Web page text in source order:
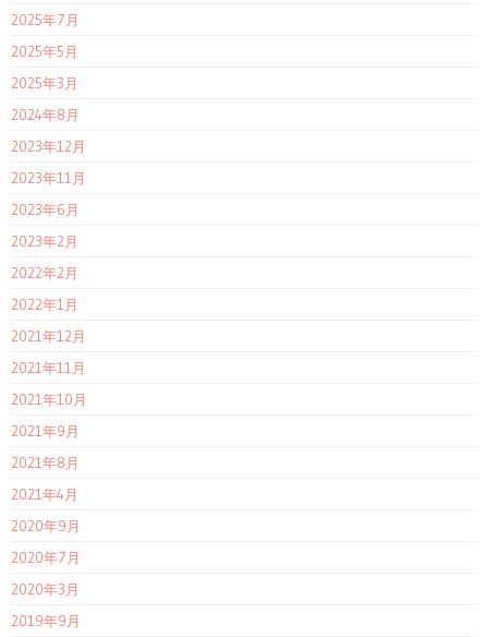
2025年7月
2025年5月
2025年3月
2024年8月
2023年12月
2023年11月
2023年6月
2023年2月
2022年2月
2022年1月
2021年12月
2021年11月
2021年10月
2021年9月
2021年8月
2021年4月
2020年9月
2020年7月
2020年3月
2019年9月